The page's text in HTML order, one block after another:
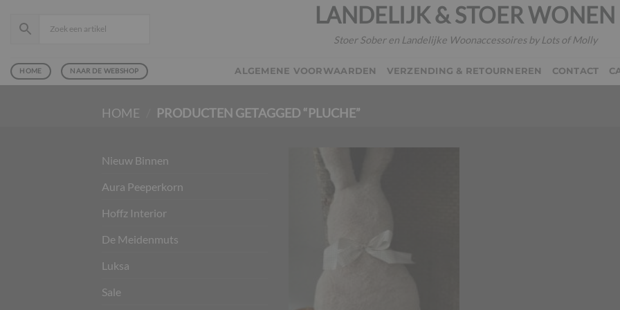
naar
LANDELIJK & STOER WONEN
Stoer Sober en Landelijke Woonaccessoires by Lots of Molly
HOME NAAR DE WEBSHOP ALGEMENE VOORWAARDEN VERZENDING & RETOURNEREN CONTACT
HOME PRODUCTEN GETAGGED “PLUCHE”
Nieuw Binnen
Aura Peeperkorn
Hoffz Interior
De Meidenmuts
Luksa
Sale